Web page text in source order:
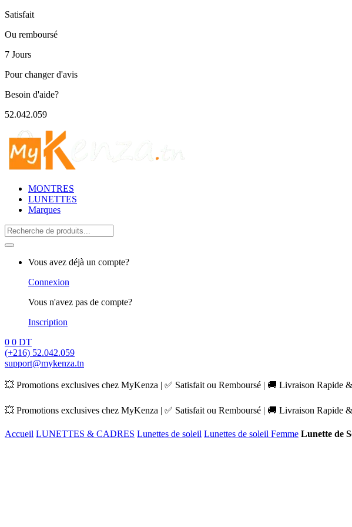
Satisfait
Ou remboursé
7 Jours
Pour changer d'avis
Besoin d'aide?
52.042.059
MONTRES
LUNETTES
Marques
Search
for:
Vous avez déjà un compte?
Connexion
Vous n'avez pas de compte?
Inscription
0 0 DT
(+216) 52.042.059
support@mykenza.tn
💥 Promotions exclusives chez MyKenza | ✅ Satisfait ou Remboursé | 🚚 Livraison
💥 Promotions exclusives chez MyKenza | ✅ Satisfait ou Remboursé | 🚚 Livraison
Accueil LUNETTES & CADRES Lunettes de soleil Lunettes de soleil Femme Lunette de